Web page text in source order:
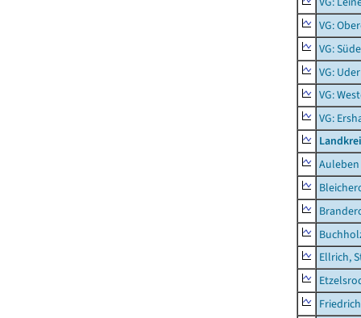
VG:
VG:
VG: Uder
VG:
VG:
Auleben
Ellrich,